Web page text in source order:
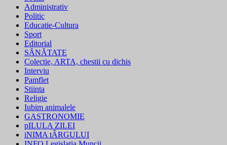
Administrativ
Politic
Educatie-Cultura
Sport
Editorial
SĂNĂTATE
Colectie, ARTA, chestii cu dichis
Interviu
Pamflet
Stiinta
Religie
Iubim animalele
GASTRONOMIE
pILULA ZILEI
iNIMA tÂRGULUI